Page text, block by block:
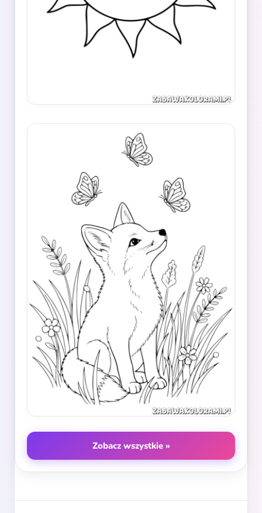
Zobacz wszystkie »